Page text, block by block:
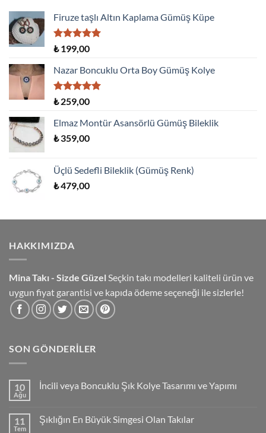
Firuze taşlı Altın Kaplama Gümüş Küpe
5 üzerinden
oy
aldı
₺199,00
Nazar Boncuklu Orta Boy Gümüş Kolye
5 üzerinden
oy
aldı
₺259,00
Elmaz Montür Asansörlü Gümüş Bileklik
₺359,00
Üçlü Sedefli Bileklik (Gümüş Renk)
₺479,00
HAKKIMIZDA
Mina Takı - Sizde Güzel Seçkin takı modelleri kaliteli ürün ve
uygun fiyat garantisi ve kapıda ödeme seçeneği ile sizlerle!
SON GÖNDERILER
10
Ağu
İncili veya Boncuklu Şık Kolye Tasarımı ve Yapımı
veya
Boncuklu
11
Tem
Şıklığın En Büyük Simgesi Olan Takılar